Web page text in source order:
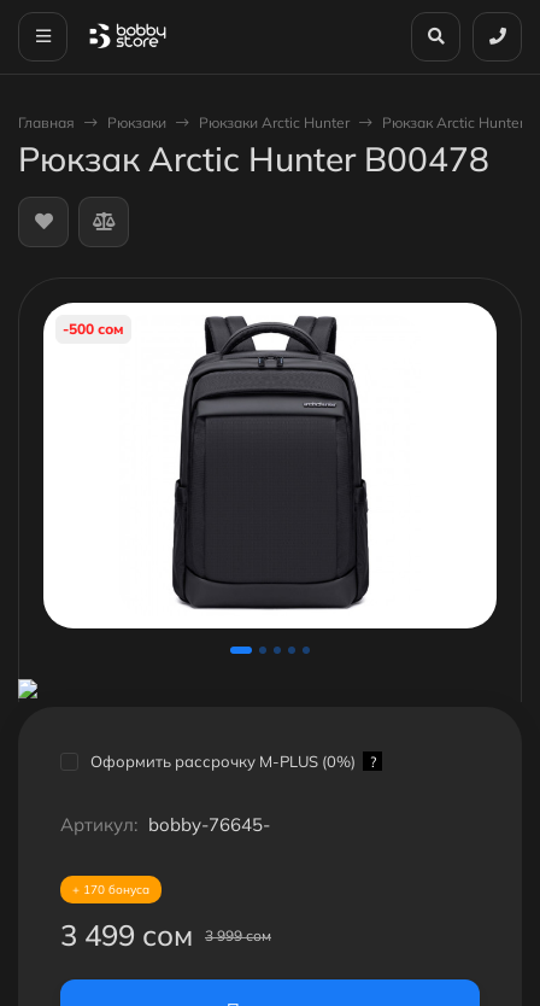
Главная Рюкзаки Рюкзаки Arctic Hunter Рюкзак Arctic Hunter
Рюкзак Arctic Hunter B00478
-500 сом
Оформить рассрочку M-PLUS (0%) ?
Артикул: bobby-76645-
+ 170 бонуса
3 499 сом 3 999 сом